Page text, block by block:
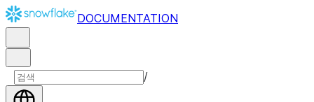
DOCUMENTATION
/